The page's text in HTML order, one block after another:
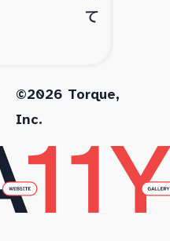
て
©2026 Torque,
Inc.